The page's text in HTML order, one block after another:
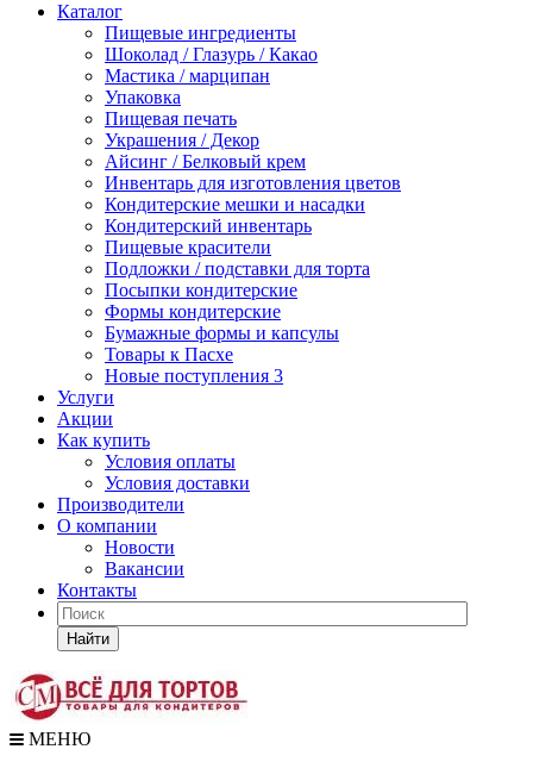
Каталог
Пищевые ингредиенты
Шоколад / Глазурь / Какао
Мастика / марципан
Упаковка
Пищевая печать
Украшения / Декор
Айсинг / Белковый крем
Инвентарь для изготовления цветов
Кондитерские мешки и насадки
Кондитерский инвентарь
Пищевые красители
Подложки / подставки для торта
Посыпки кондитерские
Формы кондитерские
Бумажные формы и капсулы
Товары к Пасхе
Новые поступления 3
Услуги
Акции
Как купить
Условия оплаты
Условия доставки
Производители
О компании
Новости
Вакансии
Контакты
Найти
МЕНЮ